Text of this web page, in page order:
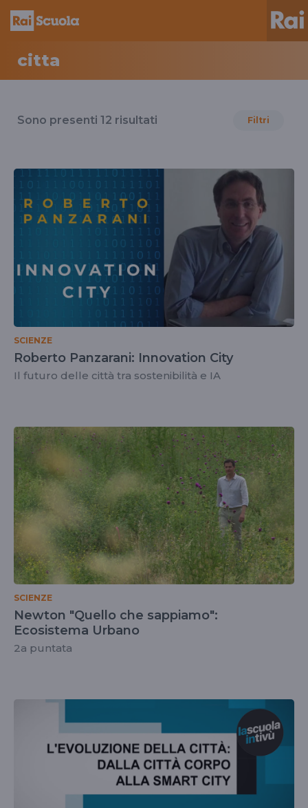
citta
il
citta
Sono presenti 12 risultati Filtri
SCIENZE
Roberto Panzarani: Innovation City
Il futuro delle città tra sostenibilità e IA
SCIENZE
Newton "Quello che sappiamo":
Ecosistema Urbano
2a puntata